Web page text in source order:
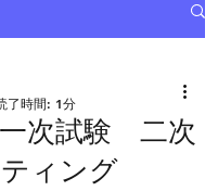
次試験 二次
ィング
了時間: 1分